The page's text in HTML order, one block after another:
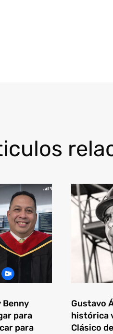
Benny
para
para
Gustavo
histórica
Clásico